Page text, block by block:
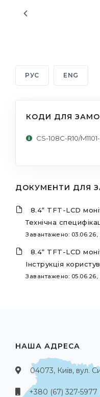
РУС ENG
КОДИ ДЛЯ
CS-108C-R10/
ДОКУМЕНТИ ДЛЯ
8.4“ TFT-LCD
Технічна
Завантажено: 03.06.26,
8.4“ TFT-LCD
Інструкція
Завантажено: 05.06.26,
НАША АДРЕСА
04073, Київ, вул.
+380 (67) 327-5977